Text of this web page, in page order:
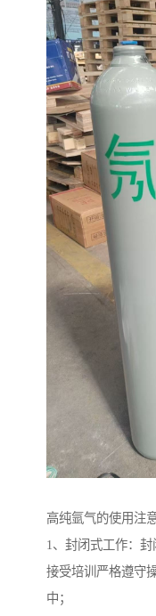
高纯氩气的使用注
1、封闭式工作：封
接受培训严格遵守
中；